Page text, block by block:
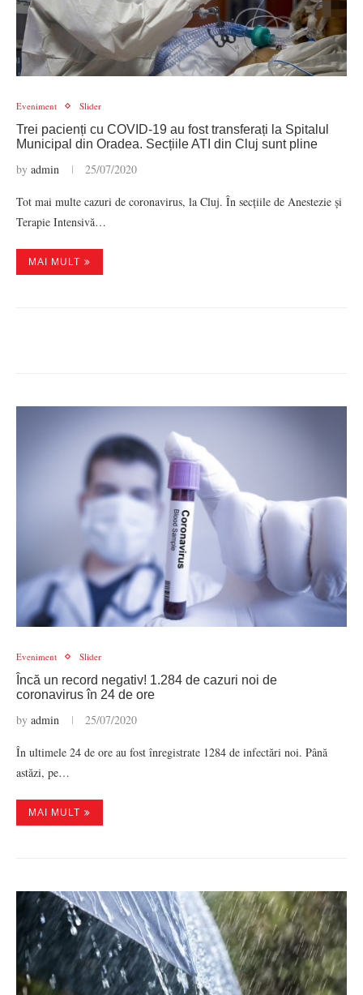
Eveniment Slider
Trei pacienți cu COVID-19 au fost transferați la Spitalul
Municipal din Oradea. Secțiile ATI din Cluj sunt pline
by admin 25/07/2020
Tot mai multe cazuri de coronavirus, la Cluj. În secțiile de Anestezie și
Terapie Intensivă…
MAI MULT
Eveniment Slider
Încă un record negativ! 1.284 de cazuri noi de
coronavirus în 24 de ore
by admin 25/07/2020
În ultimele 24 de ore au fost înregistrate 1284 de infectări noi. Până
astăzi, pe…
MAI MULT